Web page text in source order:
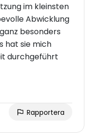
im kleinsten
Abwicklung
besonders
hat sie mich
durchgeführt
Rapportera